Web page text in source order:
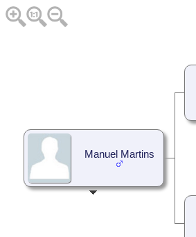
Manuel Martins